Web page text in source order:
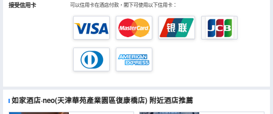
接受信用卡 可以信用卡在酒店付款，閣下可使用以下信用卡：
如家酒店·neo(天津華苑產業園區復康橋店) 附近酒店推薦